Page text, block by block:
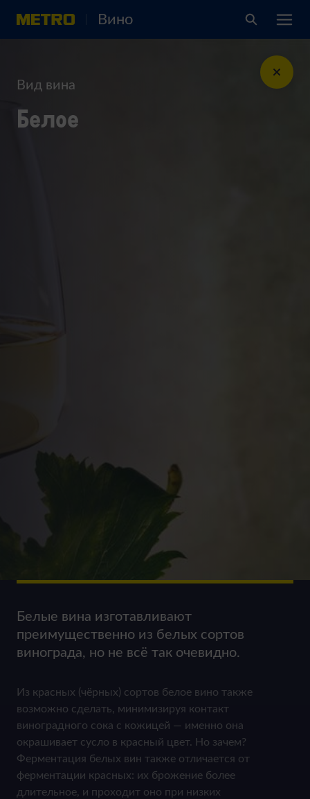
Вино
Вид вина
Белое
Белые вина изготавливают
преимущественно из белых сортов
винограда, но не всё так очевидно.
Из красных (чёрных) сортов белое вино также
возможно сделать, минимизируя контакт
виноградного сока с кожицей — именно она
окрашивает сусло в красный цвет. Но зачем?
Ферментация белых вин также отличается от
ферментации красных: их брожение более
длительное, и проходит оно при низких